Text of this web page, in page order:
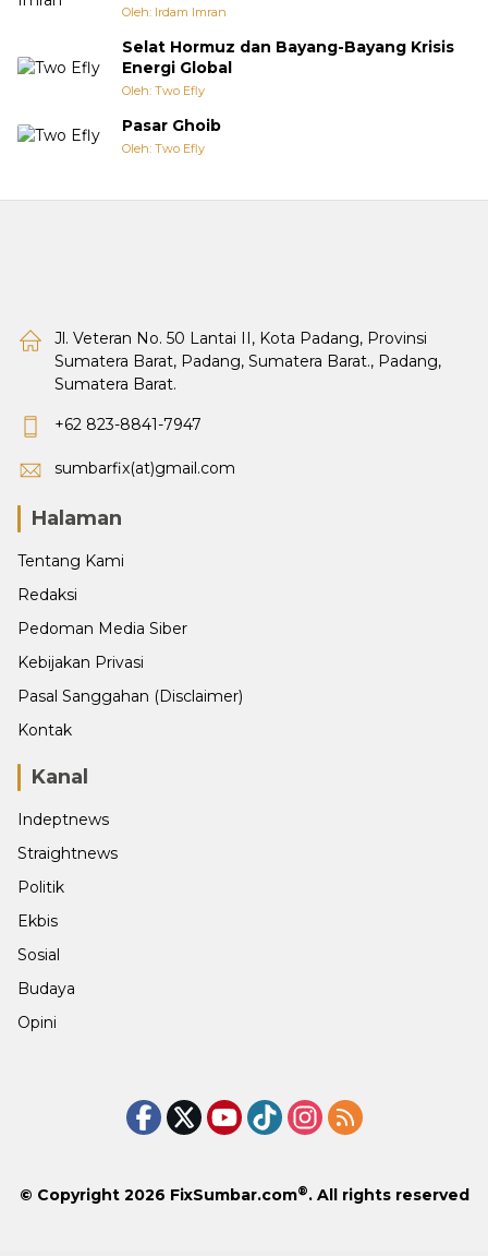
Oleh: Irdam Imran
Selat Hormuz dan Bayang-Bayang Krisis
Energi Global
Oleh: Two Efly
Pasar Ghoib
Oleh: Two Efly
Jl. Veteran No. 50 Lantai II, Kota Padang, Provinsi
Sumatera Barat, Padang, Sumatera Barat., Padang,
Sumatera Barat.
+62 823-8841-7947
sumbarfix(at)gmail.com
Halaman
Tentang Kami
Redaksi
Pedoman Media Siber
Kebijakan Privasi
Pasal Sanggahan (Disclaimer)
Kontak
Kanal
Indeptnews
Straightnews
Politik
Ekbis
Sosial
Budaya
Opini
© Copyright 2026 FixSumbar.com®. All rights reserved